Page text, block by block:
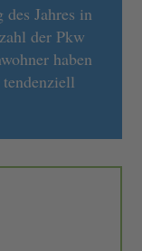
Jahres in
der Pkw
haben